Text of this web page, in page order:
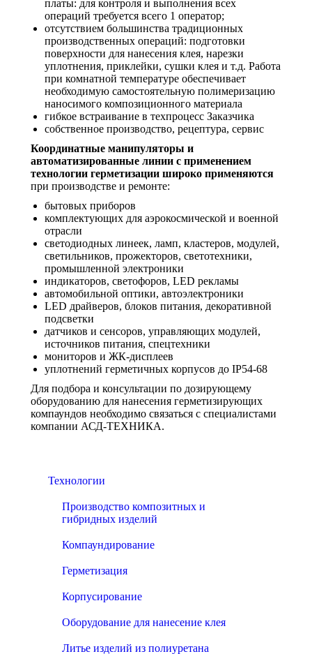
платы: для контроля и выполнения всех
операций требуется всего 1 оператор;
отсутствием большинства традиционных
производственных операций: подготовки
поверхности для нанесения клея, нарезки
уплотнения, приклейки, сушки клея и т.д. Работа
при комнатной температуре обеспечивает
необходимую самостоятельную полимеризацию
наносимого композиционного материала
гибкое встраивание в техпроцесс Заказчика
собственное производство, рецептура, сервис
Координатные манипуляторы и
автоматизированные линии с применением
технологии герметизации широко применяются
при производстве и ремонте:
бытовых приборов
комплектующих для аэрокосмической и военной
отрасли
светодиодных линеек, ламп, кластеров, модулей,
светильников, прожекторов, светотехники,
промышленной электроники
индикаторов, светофоров, LED рекламы
автомобильной оптики, автоэлектроники
LED драйверов, блоков питания, декоративной
подсветки
датчиков и сенсоров, управляющих модулей,
источников питания, спецтехники
мониторов и ЖК-дисплеев
уплотнений герметичных корпусов до IP54-68
Для подбора и консультации по дозирующему
оборудованию для нанесения герметизирующих
компаундов необходимо связаться с специалистами
компании АСД-ТЕХНИКА.
Технологии
Производство композитных и
гибридных изделий
Компаундирование
Герметизация
Корпусирование
Оборудование для нанесение клея
Литье изделий из полиуретана